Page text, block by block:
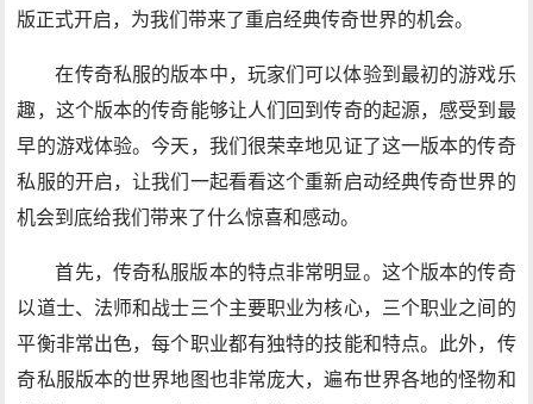
版正式开启，为我们带来了重启经典传奇世界的机会。
在传奇私服的版本中，玩家们可以体验到最初的游戏乐
趣，这个版本的传奇能够让人们回到传奇的起源，感受到最
早的游戏体验。今天，我们很荣幸地见证了这一版本的传奇
私服的开启，让我们一起看看这个重新启动经典传奇世界的
机会到底给我们带来了什么惊喜和感动。
首先，传奇私服版本的特点非常明显。这个版本的传奇
以道士、法师和战士三个主要职业为核心，三个职业之间的
平衡非常出色，每个职业都有独特的技能和特点。此外，传
奇私服版本的世界地图也非常庞大，遍布世界各地的怪物和